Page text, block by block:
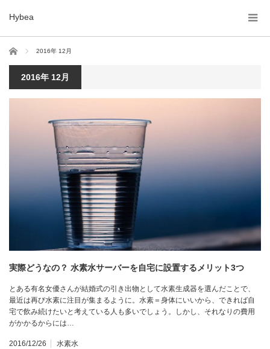
Hybea
ホーム 2016年 12月
2016年 12月
実際どうなの？ 水素水サーバーを自宅に設置するメリット3つ
とある有名女優さんが結婚式の引き出物として水素生成器を選んだことで、
最近は再び水素に注目が集まるように。水素＝身体にいいから、できれば自
宅で飲み続けたいと考えている人も多いでしょう。しかし、それなりの費用
がかかるからには…
2016/12/26 水素水